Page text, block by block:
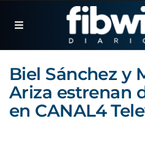
Biel Sánchez y
Ariza estrenan
en CANAL4